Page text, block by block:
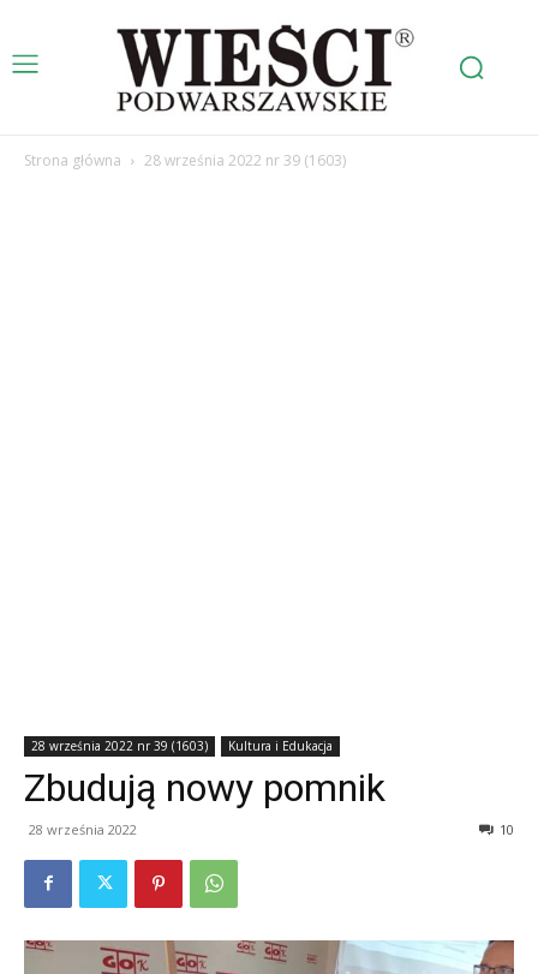
Strona główna 28 września 2022 nr 39 (1603)
28 września 2022 nr 39 (1603) Kultura i Edukacja
Zbudują nowy pomnik
28 września 2022 10